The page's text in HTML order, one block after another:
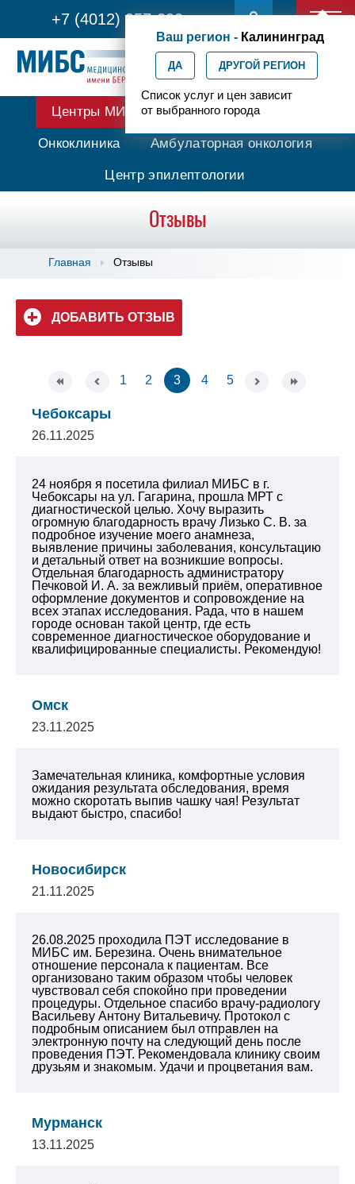
+7 (4012) 957-300
Ваш регион - Калининград
ДА ДРУГОЙ РЕГИОН
Список услуг и цен зависит
от выбранного города
Центры МИБС Протонная терапия
Онкоклиника Амбулаторная онкология
Центр эпилептологии
Отзывы
Главная Отзывы
ДОБАВИТЬ ОТЗЫВ
1 2 3 4 5
Чебоксары
26.11.2025
24 ноября я посетила филиал МИБС в г.
Чебоксары на ул. Гагарина, прошла МРТ с
диагностической целью. Хочу выразить
огромную благодарность врачу Лизько С. В. за
подробное изучение моего анамнеза,
выявление причины заболевания, консультацию
и детальный ответ на возникшие вопросы.
Отдельная благодарность администратору
Печковой И. А. за вежливый приём, оперативное
оформление документов и сопровождение на
всех этапах исследования. Рада, что в нашем
городе основан такой центр, где есть
современное диагностическое оборудование и
квалифицированные специалисты. Рекомендую!
Омск
23.11.2025
Замечательная клиника, комфортные условия
ожидания результата обследования, время
можно скоротать выпив чашку чая! Результат
выдают быстро, спасибо!
Новосибирск
21.11.2025
26.08.2025 проходила ПЭТ исследование в
МИБС им. Березина. Очень внимательное
отношение персонала к пациентам. Все
организовано таким образом чтобы человек
чувствовал себя спокойно при проведении
процедуры. Отдельное спасибо врачу-радиологу
Васильеву Антону Витальевичу. Протокол с
подробным описанием был отправлен на
электронную почту на следующий день после
проведения ПЭТ. Рекомендовала клинику своим
друзьям и знакомым. Удачи и процветания вам.
Мурманск
13.11.2025